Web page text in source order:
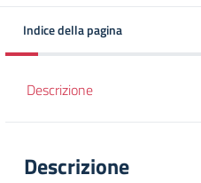
Indice della pagina
Descrizione
Descrizione